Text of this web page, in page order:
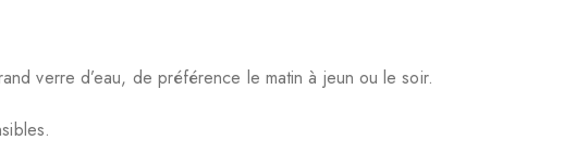
verre d’eau, de préférence le matin à jeun ou le soir.